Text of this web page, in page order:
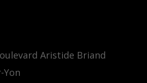
Aristide Briand
Yon